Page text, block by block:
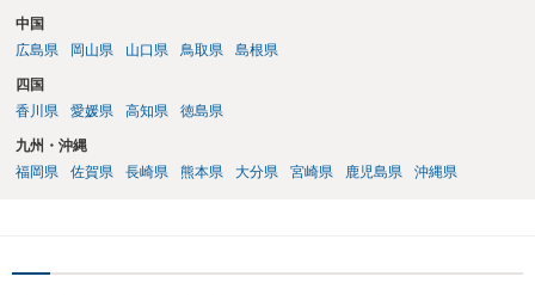
中国
広島県
岡山県 山口県 鳥取県 島根県
四国
香川県
愛媛県 高知県 徳島県
九州・沖縄
福岡県
佐賀県 長崎県 熊本県 大分県 宮崎県 鹿児島県 沖縄県